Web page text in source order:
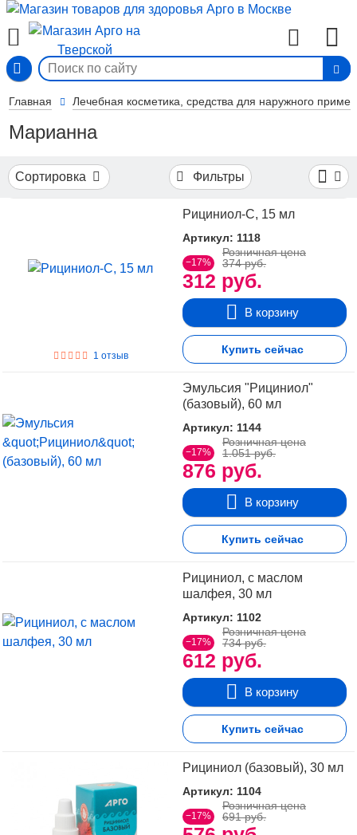
Главная Лечебная косметика, средства для наружного
Марианна
Фильтры
Фильтры
По
Показать
все
33
Против
аллергии
2
Противогрибковые 1
Улучшение
пигментации
2
Показать
еще
Сортировка
1 отзыв
Рициниол-С, 15 мл
Артикул: 1118
−17%
312 руб.
Розничная цена
374 руб.
В корзину
Купить сейчас
Эмульсия "Рициниол"
(базовый), 60 мл
Артикул: 1144
−17%
876 руб.
Розничная цена
1.051 руб.
В корзину
Купить сейчас
Рициниол, с маслом
шалфея, 30 мл
Артикул: 1102
−17%
612 руб.
Розничная цена
734 руб.
В корзину
Купить сейчас
Рициниол (базовый), 30 мл
Артикул: 1104
−17%
Розничная цена
691 руб.